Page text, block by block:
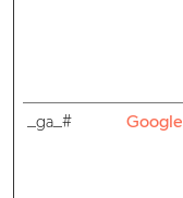
_ga_# Google